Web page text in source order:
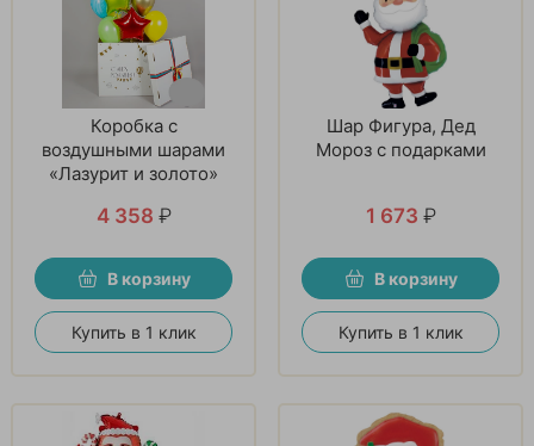
Коробка с
воздушными шарами
«Лазурит и золото»
4 358 ₽
В корзину
Купить в 1 клик
Шар Фигура, Дед
Мороз с подарками
1 673 ₽
В корзину
Купить в 1 клик